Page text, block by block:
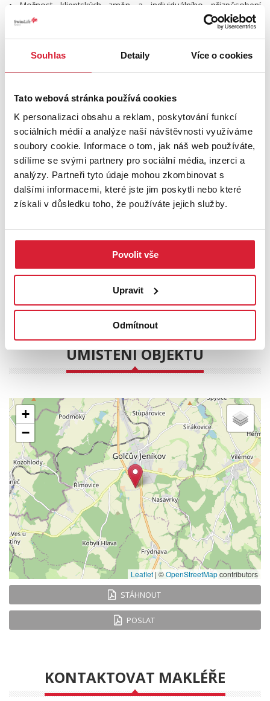
Souhlas Detaily Více o cookies
Tato webová stránka používá cookies
K personalizaci obsahu a reklam, poskytování funkcí
sociálních médií a analýze naší návštěvnosti využíváme
soubory cookie. Informace o tom, jak náš web používáte,
sdílíme se svými partnery pro sociální média, inzerci a
analýzy. Partneři tyto údaje mohou zkombinovat s
dalšími informacemi, které jste jim poskytli nebo které
získali v důsledku toho, že používáte jejich služby.
Povolit vše
Upravit
Odmítnout
• Možnost klientských změn a individuálního přizpůsobení
budoucího domova
• Financování pouze 20 % kupní ceny během výstavby, doplatek
• Výborná dopravní dostupnost – rychlé spojení na Hradec
Králové, Jičín i Prahu díky napojení na D35, D11 a hlavní dopravní
• Kompletní občanská vybavenost na dosah – obchody,
restaurace, kavárny, zázemí státních i soukromých MŠ, ZŠ včetně
Montessori vzdělávání, gymnázií, SŠ a vyššího odborného
vzdělávání
Předání bytů je plánováno na 04/2028. Rádi vám pomůžeme i s
kompletním zajištěním financování na míru.
zeleně a kompletní občanské vybavenosti. Rezidence Klečkov
není jen nové bydlení. Je to místo, kde vzniká skutečný domov.
Přijďte se o tom přesvědčit osobně. Rádi Vám představíme celý
UMÍSTĚNÍ OBJEKTU
+
−
Leaflet | ©OpenStreetMapcontributors
STÁHNOUT
POSLAT
KONTAKTOVAT MAKLÉŘE